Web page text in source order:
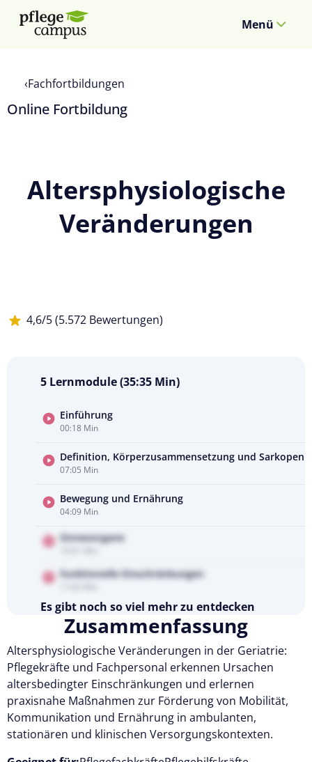
Menü
Fachfortbildungen
Online Fortbildung
Altersphysiologische
Veränderungen
4,6/5 (5.572 Bewertungen)
Kursvorschau
ansehen
5 Lernmodule (35:35 Min)
Einführung
00:18 Min
Definition, Körperzusammensetzung und Sarkopenie
07:05 Min
Bewegung und Ernährung
04:09 Min
Sinnesorgane
Funktionelle Einschränkungen
Es gibt noch so viel mehr zu entdecken
Testen Sie Pflegecampus 14 Tage kostenlos.
Kostenlos testen
Zusammenfassung
Altersphysiologische Veränderungen in der Geriatrie:
Pflegekräfte und Fachpersonal erkennen Ursachen
altersbedingter Einschränkungen und erlernen
praxisnahe Maßnahmen zur Förderung von Mobilität,
Kommunikation und Ernährung in ambulanten,
stationären und klinischen Versorgungskontexten.